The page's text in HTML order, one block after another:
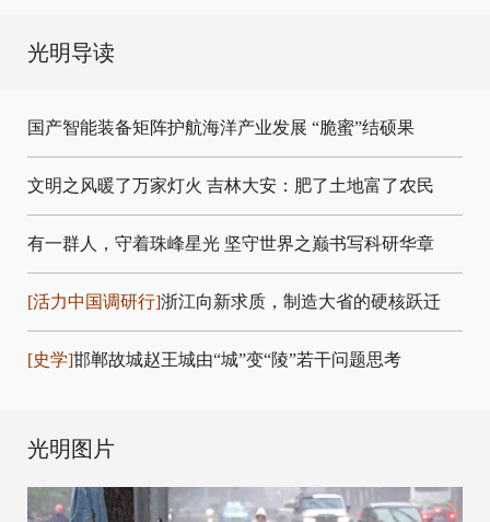
光明导读
国产智能装备矩阵护航海洋产业发展 “脆蜜”结硕果
文明之风暖了万家灯火 吉林大安：肥了土地富了农民
有一群人，守着珠峰星光 坚守世界之巅书写科研华章
[活力中国调研行]浙江向新求质，制造大省的硬核跃迁
[史学]邯郸故城赵王城由“城”变“陵”若干问题思考
光明图片